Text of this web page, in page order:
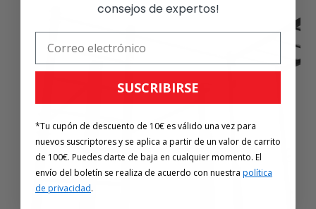
consejos de expertos!
SUSCRIBIRSE
*Tu cupón de descuento de 10€ es válido una vez para
nuevos suscriptores y se aplica a partir de un valor de carrito
de 100€. Puedes darte de baja en cualquier momento. El
envío del boletín se realiza de acuerdo con nuestra política
de privacidad.